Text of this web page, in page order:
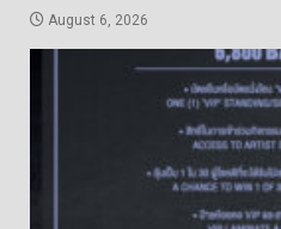
August 6, 2026